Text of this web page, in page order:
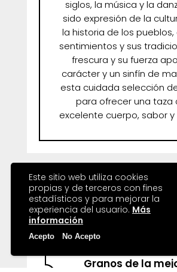
Este sitio web utiliza cookies
propias y de terceros con fines
estadísticos y para mejorar la
experiencia del usuario. Más
información
Acepto No Acepto
siglos, la música y la
sido expresión de la
la historia de los pueblos,
sentimientos y sus
frescura y su fuerza
carácter y un sinfín de
esta cuidada selección
para ofrecer una taza
excelente cuerpo, sabor y
Granos de la